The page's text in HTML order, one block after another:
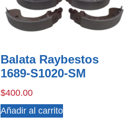
Balata Raybestos
1689-S1020-SM
$400.00
Añadir al carrito